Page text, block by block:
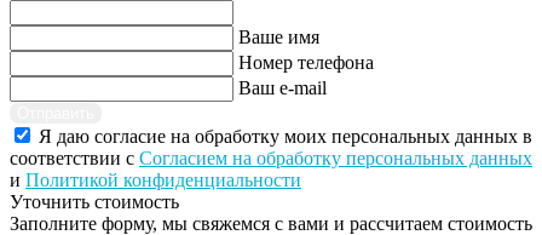
Ваше имя
Номер телефона
Ваш e-mail
Я даю согласие на обработку моих персональных данных в
соответствии с Согласием на обработку персональных данных
и Политикой конфиденциальности
Уточнить стоимость
Заполните форму, мы свяжемся с вами и рассчитаем стоимость